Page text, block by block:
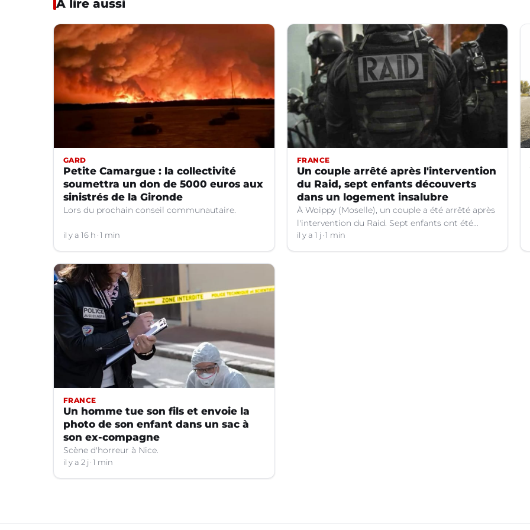
À lire aussi
GARD
Petite Camargue : la collectivité
soumettra un don de 5000 euros aux
sinistrés de la Gironde
Lors du prochain conseil communautaire.
il y a 16 h 1 min
FRANCE
Un couple arrêté après l'intervention
du Raid, sept enfants découverts
dans un logement insalubre
À Woippy (Moselle), un couple a été arrêté après
l'intervention du Raid. Sept enfants ont été
trouvés dans un logement insalubre.
il y a 1 j 1 min
FRANCE
Un homme tue son fils et envoie la
photo de son enfant dans un sac à
son ex-compagne
Scène d'horreur à Nice.
il y a 2 j 1 min